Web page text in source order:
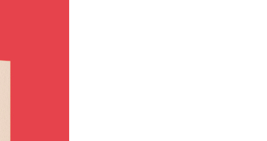
| 뚜렷한 한계 | 신대륙으로 | 세계로 | 앞으로